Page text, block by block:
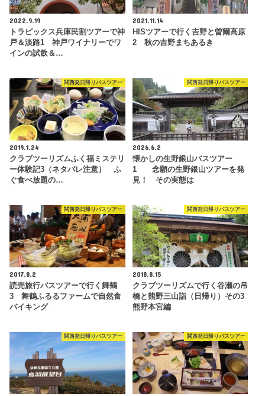
2022.9.19
トラピックス兵庫民割ツアーで神
戸＆淡路1 神戸ワイナリーでワ
インの試飲＆…
2021.11.14
HISツアーで行く吉野と曽爾高原
2 秋の吉野まちあるき
関西発日帰りバスツアー
2019.1.24
クラブツーリズムふく福ミステリ
ー体験記3（ネタバレ注意） ふ
ぐ食べ放題の…
関西発日帰りバスツアー
2026.6.2
懐かしの生野銀山バスツアー
1 念願の生野銀山ツアーを発
見！ その実態は
関西発日帰りバスツアー
2017.8.2
読売旅行バスツアーで行く舞鶴
3 舞鶴ふるるファームで自然食
バイキング
関西発日帰りバスツアー
2018.8.15
クラブツーリズムで行く谷瀬の吊
橋と熊野三山詣（日帰り）その3
熊野本宮編
関西発日帰りバスツアー 関西発日帰りバスツアー